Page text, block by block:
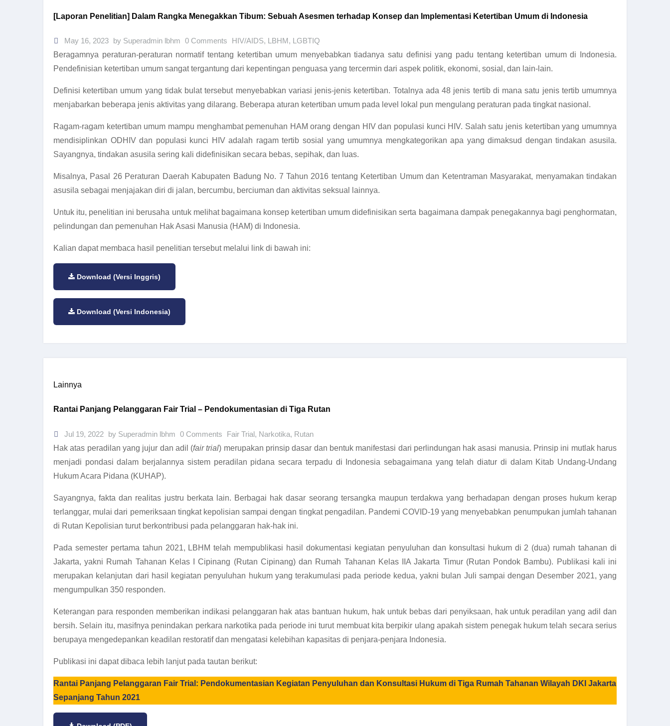
[Laporan Penelitian] Dalam Rangka Menegakkan Tibum: Sebuah Asesmen terhadap Konsep dan Implementasi Ketertiban Umum di Indonesia
May 16, 2023 by Superadmin lbhm 0 Comments HIV/AIDS, LBHM, LGBTIQ
Beragamnya peraturan-peraturan normatif tentang ketertiban umum menyebabkan tiadanya satu definisi yang padu tentang ketertiban umum di Indonesia.
Pendefinisian ketertiban umum sangat tergantung dari kepentingan penguasa yang tercermin dari aspek politik, ekonomi, sosial, dan lain-lain.
Definisi ketertiban umum yang tidak bulat tersebut menyebabkan variasi jenis-jenis ketertiban. Totalnya ada 48 jenis tertib di mana satu jenis tertib umumnya
menjabarkan beberapa jenis aktivitas yang dilarang. Beberapa aturan ketertiban umum pada level lokal pun mengulang peraturan pada tingkat nasional.
Ragam-ragam ketertiban umum mampu menghambat pemenuhan HAM orang dengan HIV dan populasi kunci HIV. Salah satu jenis ketertiban yang umumnya
mendisiplinkan ODHIV dan populasi kunci HIV adalah ragam tertib sosial yang umumnya mengkategorikan apa yang dimaksud dengan tindakan asusila.
Sayangnya, tindakan asusila sering kali didefinisikan secara bebas, sepihak, dan luas.
Misalnya, Pasal 26 Peraturan Daerah Kabupaten Badung No. 7 Tahun 2016 tentang Ketertiban Umum dan Ketentraman Masyarakat, menyamakan tindakan
asusila sebagai menjajakan diri di jalan, bercumbu, berciuman dan aktivitas seksual lainnya.
Untuk itu, penelitian ini berusaha untuk melihat bagaimana konsep ketertiban umum didefinisikan serta bagaimana dampak penegakannya bagi penghormatan,
pelindungan dan pemenuhan Hak Asasi Manusia (HAM) di Indonesia.
Kalian dapat membaca hasil penelitian tersebut melalui link di bawah ini:
Download (Versi Inggris)
Download (Versi Indonesia)
Lainnya
Rantai Panjang Pelanggaran Fair Trial – Pendokumentasian di Tiga Rutan
Jul 19, 2022 by Superadmin lbhm 0 Comments Fair Trial, Narkotika, Rutan
Hak atas peradilan yang jujur dan adil (fair trial) merupakan prinsip dasar dan bentuk manifestasi dari perlindungan hak asasi manusia. Prinsip ini mutlak harus
menjadi pondasi dalam berjalannya sistem peradilan pidana secara terpadu di Indonesia sebagaimana yang telah diatur di dalam Kitab Undang-Undang
Hukum Acara Pidana (KUHAP).
Sayangnya, fakta dan realitas justru berkata lain. Berbagai hak dasar seorang tersangka maupun terdakwa yang berhadapan dengan proses hukum kerap
terlanggar, mulai dari pemeriksaan tingkat kepolisian sampai dengan tingkat pengadilan. Pandemi COVID-19 yang menyebabkan penumpukan jumlah tahanan
di Rutan Kepolisian turut berkontribusi pada pelanggaran hak-hak ini.
Pada semester pertama tahun 2021, LBHM telah mempublikasi hasil dokumentasi kegiatan penyuluhan dan konsultasi hukum di 2 (dua) rumah tahanan di
Jakarta, yakni Rumah Tahanan Kelas I Cipinang (Rutan Cipinang) dan Rumah Tahanan Kelas IIA Jakarta Timur (Rutan Pondok Bambu). Publikasi kali ini
merupakan kelanjutan dari hasil kegiatan penyuluhan hukum yang terakumulasi pada periode kedua, yakni bulan Juli sampai dengan Desember 2021, yang
mengumpulkan 350 responden.
Keterangan para responden memberikan indikasi pelanggaran hak atas bantuan hukum, hak untuk bebas dari penyiksaan, hak untuk peradilan yang adil dan
bersih. Selain itu, masifnya penindakan perkara narkotika pada periode ini turut membuat kita berpikir ulang apakah sistem penegak hukum telah secara serius
berupaya mengedepankan keadilan restoratif dan mengatasi kelebihan kapasitas di penjara-penjara Indonesia.
Publikasi ini dapat dibaca lebih lanjut pada tautan berikut:
Rantai Panjang Pelanggaran Fair Trial: Pendokumentasian Kegiatan Penyuluhan dan Konsultasi Hukum di Tiga Rumah Tahanan Wilayah DKI Jakarta
Sepanjang Tahun 2021